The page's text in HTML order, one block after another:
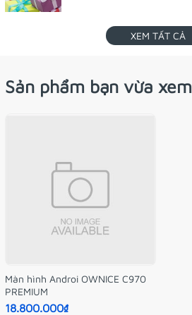
XEM TẤT CẢ
Sản phẩm bạn vừa xem
Màn hình Androi OWNICE C970
PREMIUM
18.800.000₫